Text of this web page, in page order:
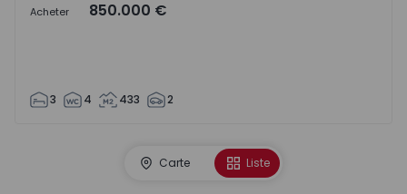
Acheter 850.000 €
3 4 433 2
Carte Liste